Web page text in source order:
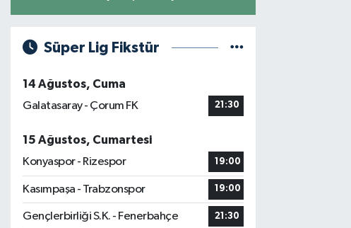
Süper Lig Fikstür
14 Ağustos, Cuma
Galatasaray - Çorum FK
21:30
15 Ağustos, Cumartesi
Konyaspor - Rizespor
19:00
Kasımpaşa - Trabzonspor 19:00
Gençlerbirliği S.K. - Fenerbahçe 21:30